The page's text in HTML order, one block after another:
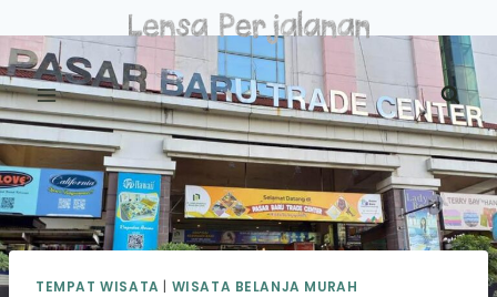
to
content
TEMPAT WISATA | WISATA BELANJA MURAH